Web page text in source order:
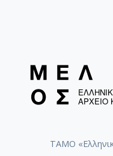
ΤΑΜΟ